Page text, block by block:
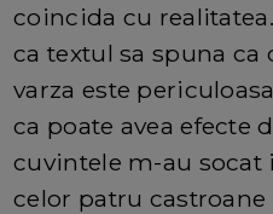
coincida cu
ca textul sa spuna ca
varza este
ca poate avea efecte
cuvintele m-au socat
celor patru